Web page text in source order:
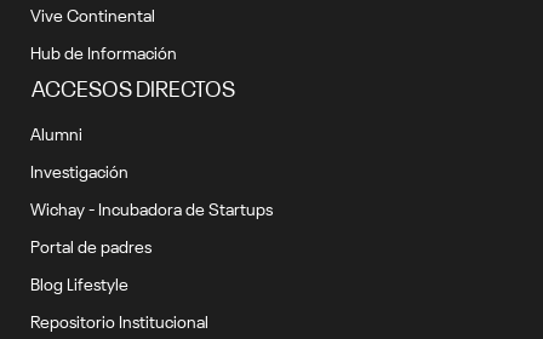
Vive Continental
Hub de Información
ACCESOS DIRECTOS
Alumni
Investigación
Wichay - Incubadora de Startups
Portal de padres
Blog Lifestyle
Repositorio Institucional